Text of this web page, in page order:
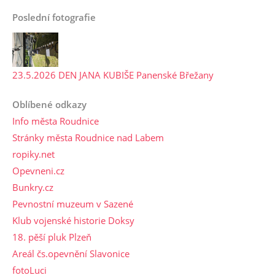
Poslední fotografie
23.5.2026 DEN JANA KUBIŠE Panenské Břežany
Oblíbené odkazy
Info města Roudnice
Stránky města Roudnice nad Labem
ropiky.net
Opevneni.cz
Bunkry.cz
Pevnostní muzeum v Sazené
Klub vojenské historie Doksy
18. pěší pluk Plzeň
Areál čs.opevnění Slavonice
fotoLuci